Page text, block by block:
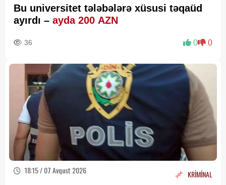
Bu universitet tələbələrə xüsusi təqaüd
ayırdı – ayda 200 AZN
36 0 0
18:15 / 07 Avqust 2026 KRİMİNAL